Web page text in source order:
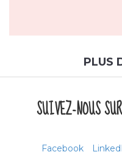
PLUS
SUIVEZ-NOUS
Facebook